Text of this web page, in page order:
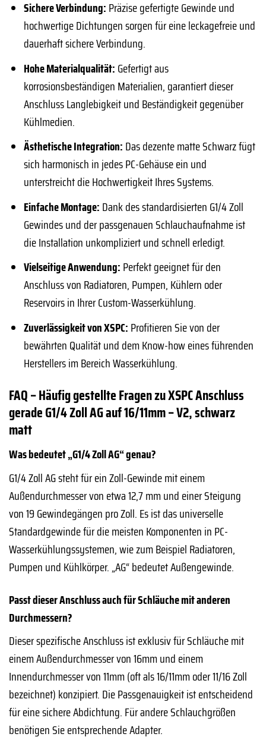
Sichere Verbindung: Präzise gefertigte Gewinde und
hochwertige Dichtungen sorgen für eine leckagefreie und
dauerhaft sichere Verbindung.
Hohe Materialqualität: Gefertigt aus
korrosionsbeständigen Materialien, garantiert dieser
Anschluss Langlebigkeit und Beständigkeit gegenüber
Kühlmedien.
Ästhetische Integration: Das dezente matte Schwarz fügt
sich harmonisch in jedes PC-Gehäuse ein und
unterstreicht die Hochwertigkeit Ihres Systems.
Einfache Montage: Dank des standardisierten G1/4 Zoll
Gewindes und der passgenauen Schlauchaufnahme ist
die Installation unkompliziert und schnell erledigt.
Vielseitige Anwendung: Perfekt geeignet für den
Anschluss von Radiatoren, Pumpen, Kühlern oder
Reservoirs in Ihrer Custom-Wasserkühlung.
Zuverlässigkeit von XSPC: Profitieren Sie von der
bewährten Qualität und dem Know-how eines führenden
Herstellers im Bereich Wasserkühlung.
FAQ – Häufig gestellte Fragen zu XSPC Anschluss
gerade G1/4 Zoll AG auf 16/11mm – V2, schwarz
matt
Was bedeutet „G1/4 Zoll AG“ genau?
G1/4 Zoll AG steht für ein Zoll-Gewinde mit einem
Außendurchmesser von etwa 12,7 mm und einer Steigung
von 19 Gewindegängen pro Zoll. Es ist das universelle
Standardgewinde für die meisten Komponenten in PC-
Wasserkühlungssystemen, wie zum Beispiel Radiatoren,
Pumpen und Kühlkörper. „AG“ bedeutet Außengewinde.
Passt dieser Anschluss auch für Schläuche mit anderen
Durchmessern?
Dieser spezifische Anschluss ist exklusiv für Schläuche mit
einem Außendurchmesser von 16mm und einem
Innendurchmesser von 11mm (oft als 16/11mm oder 11/16 Zoll
bezeichnet) konzipiert. Die Passgenauigkeit ist entscheidend
für eine sichere Abdichtung. Für andere Schlauchgrößen
benötigen Sie entsprechende Adapter.